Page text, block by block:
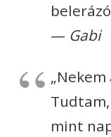
— Gabi
mint